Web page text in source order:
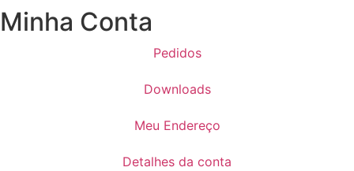
Minha Conta
Pedidos
Downloads
Meu Endereço
Detalhes da conta